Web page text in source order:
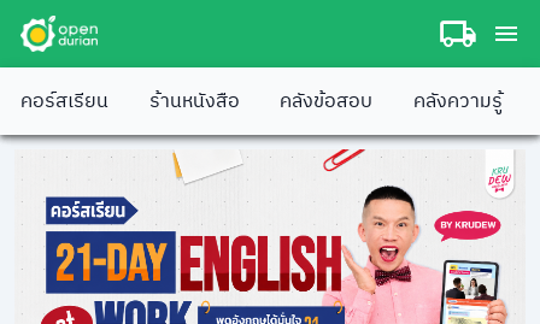
คอร์สเรียน ร้านหนังสือ คลังข้อสอบ คลังความรู้